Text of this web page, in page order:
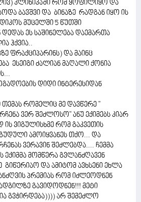
კლინიკაში რომ ყოფილიყო და
ბავშვი და ბინაზე რადგან იყო ის
მუცელში 5 წუთში
ეს საშინელება დაემართა
ჰქვია..
ფრაქციპარინს) და მაინც
ესეიგი ძალიან მაღალი ქონია
დიდი ინტერესიდან
თემას რომელიც მე დავწერე "
ვერ შეძლოსო" ანუ ექიმებს კიარ
ის ვიგულისხმე რომ გაკვეთის
ამოიყვანეს თქო... და
ვერავინ შეძლებდა.... ჩემმა
ექიმმა მომწერა გვლანძღავენ
გიწერიაო და ამიტომ ავხსენი ეხლა
პრემიას რომ იძლეოდნენ
გავიდოდნენ!!! მეტი
გვჭირდება)))) არ შემეძლო